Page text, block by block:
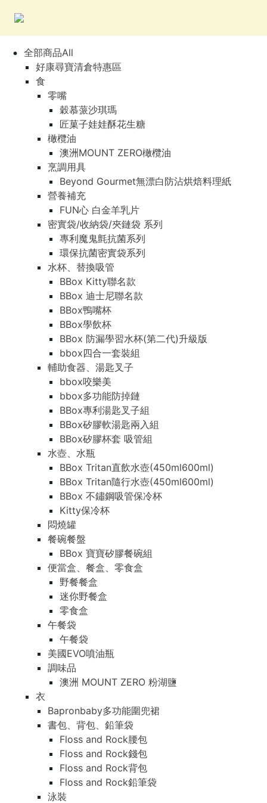
全部商品All
好康尋寶清倉特惠區
食
零嘴
穀慕蒎沙琪瑪
匠菓子娃娃酥花生糖
橄欖油
澳洲MOUNT ZERO橄欖油
烹調用具
Beyond Gourmet無漂白防沾烘焙料理紙
營養補充
FUN心 白金羊乳片
密實袋/收納袋/夾鏈袋 系列
專利魔鬼氈抗菌系列
環保抗菌密實袋系列
水杯、替換吸管
BBox Kitty聯名款
BBox 迪士尼聯名款
BBox鴨嘴杯
BBox學飲杯
BBox 防漏學習水杯(第二代)升級版
bbox四合一套裝組
輔助食器、湯匙叉子
bbox咬樂美
bbox多功能防掉鏈
BBox專利湯匙叉子組
BBox矽膠軟湯匙兩入組
BBox矽膠杯套 吸管組
水壺、水瓶
BBox Tritan直飲水壺(450ml600ml)
BBox Tritan隨行水壺(450ml600ml)
BBox 不鏽鋼吸管保冷杯
Kitty保冷杯
悶燒罐
餐碗餐盤
BBox 寶寶矽膠餐碗組
便當盒、餐盒、零食盒
野餐餐盒
迷你野餐盒
零食盒
午餐袋
午餐袋
美國EVO噴油瓶
調味品
澳洲 MOUNT ZERO 粉湖鹽
衣
Bapronbaby多功能圍兜裙
書包、背包、鉛筆袋
Floss and Rock腰包
Floss and Rock錢包
Floss and Rock背包
Floss and Rock鉛筆袋
泳裝